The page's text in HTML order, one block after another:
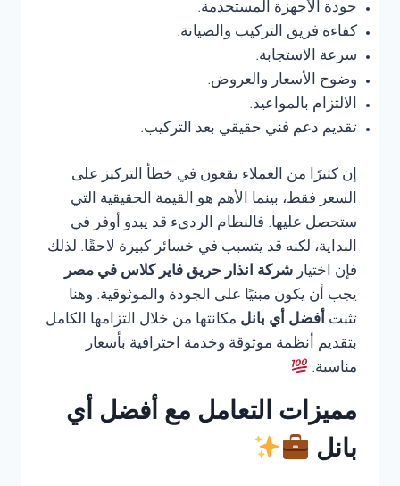
جودة الأجهزة المستخدمة.
كفاءة فريق التركيب والصيانة.
سرعة الاستجابة.
وضوح الأسعار والعروض.
الالتزام بالمواعيد.
تقديم دعم فني حقيقي بعد التركيب.
إن كثيرًا من العملاء يقعون في خطأ التركيز على
السعر فقط، بينما الأهم هو القيمة الحقيقية التي
ستحصل عليها. فالنظام الرديء قد يبدو أوفر في
البداية، لكنه قد يتسبب في خسائر كبيرة لاحقًا. لذلك
فإن اختيار شركة انذار حريق فاير كلاس في مصر
يجب أن يكون مبنيًا على الجودة والموثوقية. وهنا
تثبت أفضل أي بانل مكانتها من خلال التزامها الكامل
بتقديم أنظمة موثوقة وخدمة احترافية بأسعار
مناسبة.
مميزات التعامل مع أفضل أي
بانل